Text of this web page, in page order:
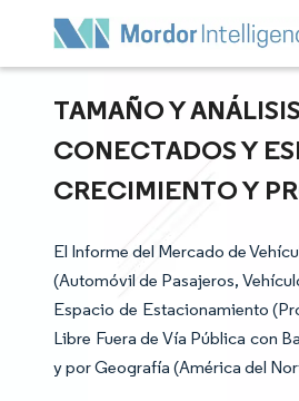
TAMAÑO Y
CONECTADOS Y
CRECIMIENTO Y
El Informe del Mercado de
(Automóvil de Pasajeros,
Espacio de Estacionamiento
Libre Fuera de Vía Pública con
y por Geografía (América del